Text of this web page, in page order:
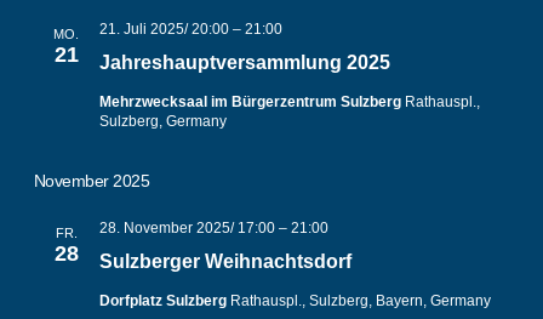
MO.
21 Jahreshauptversammlung 2025
21. Juli 2025/ 20:00– 21:00
Mehrzwecksaal im Bürgerzentrum Sulzberg Rathauspl.,
Sulzberg, Germany
November 2025
FR.
28 Sulzberger Weihnachtsdorf
28. November 2025/ 17:00– 21:00
Dorfplatz Sulzberg Rathauspl., Sulzberg, Bayern, Germany